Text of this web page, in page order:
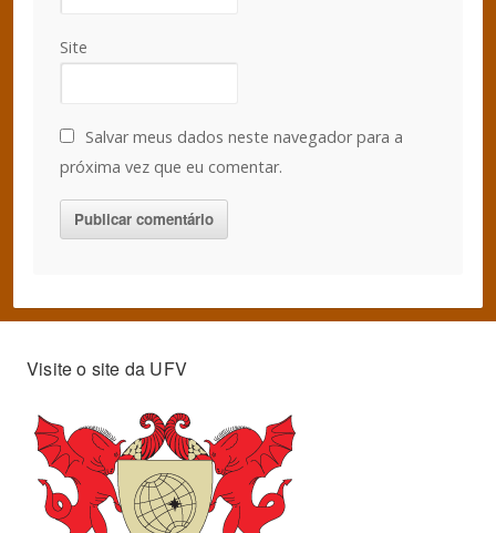
Site
Salvar meus dados neste navegador para a
próxima vez que eu comentar.
Visite o site da UFV